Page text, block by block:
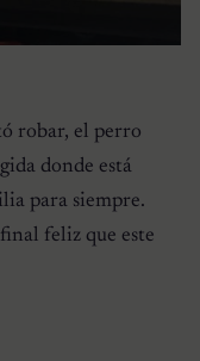
robar, el perro
donde está
para siempre.
feliz que este